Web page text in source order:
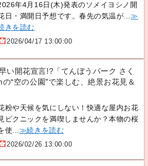
年4月16日(木)発表のソメイヨシノ開
日・満開日予想です。春先の気温が... ≫
きを読む
2026/04/17 13:00:00
い開花宣言!?「てんぼうパーク さく
“空の公園”で楽しむ、絶景お花見＆
粉や天候を気にしない！快適な屋内お花
ピクニックを満喫しませんか？本物の桜
使... ≫続きを読む
2026/02/26 13:00:00